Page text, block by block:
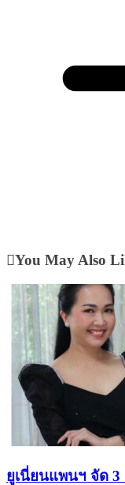
You May Also
ยูเนี่ยนแพนฯ จัด